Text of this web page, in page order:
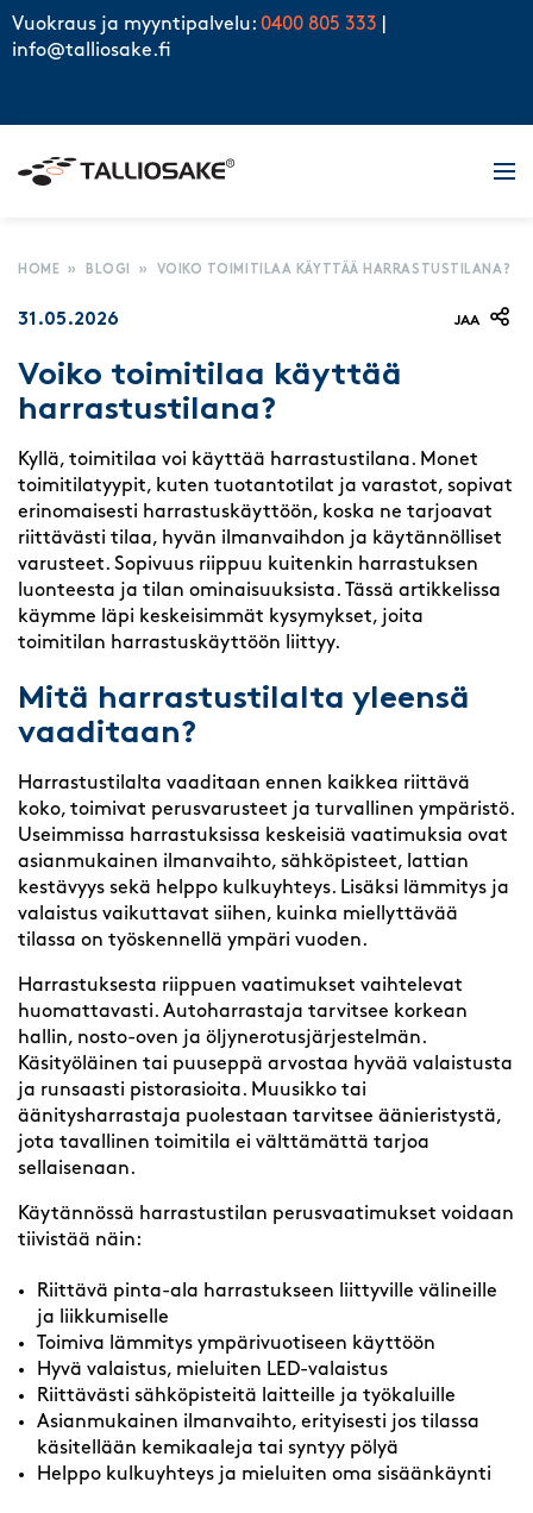
Skip to content
Vuokraus ja myyntipalvelu: 0400 805 333
info@talliosake.fi
HOME » BLOGI » VOIKO TOIMITILAA KÄYTTÄÄ HARRASTUSTILANA?
31.05.2026 JAA
Voiko toimitilaa käyttää
harrastustilana?
Kyllä, toimitilaa voi käyttää harrastustilana. Monet
toimitilatyypit, kuten tuotantotilat ja varastot, sopivat
erinomaisesti harrastuskäyttöön, koska ne tarjoavat
riittävästi tilaa, hyvän ilmanvaihdon ja käytännölliset
varusteet. Sopivuus riippuu kuitenkin harrastuksen
luonteesta ja tilan ominaisuuksista. Tässä artikkelissa
käymme läpi keskeisimmät kysymykset, joita
toimitilan harrastuskäyttöön liittyy.
Mitä harrastustilalta yleensä
vaaditaan?
Harrastustilalta vaaditaan ennen kaikkea riittävä
koko, toimivat perusvarusteet ja turvallinen ympäristö.
Useimmissa harrastuksissa keskeisiä vaatimuksia ovat
asianmukainen ilmanvaihto, sähköpisteet, lattian
kestävyys sekä helppo kulkuyhteys. Lisäksi lämmitys ja
valaistus vaikuttavat siihen, kuinka miellyttävää
tilassa on työskennellä ympäri vuoden.
Harrastuksesta riippuen vaatimukset vaihtelevat
huomattavasti. Autoharrastaja tarvitsee korkean
hallin, nosto-oven ja öljynerotusjärjestelmän.
Käsityöläinen tai puuseppä arvostaa hyvää valaistusta
ja runsaasti pistorasioita. Muusikko tai
äänitysharrastaja puolestaan tarvitsee äänieristystä,
jota tavallinen toimitila ei välttämättä tarjoa
sellaisenaan.
Käytännössä harrastustilan perusvaatimukset voidaan
tiivistää näin:
Riittävä pinta-ala harrastukseen liittyville välineille
ja liikkumiselle
Toimiva lämmitys ympärivuotiseen käyttöön
Hyvä valaistus, mieluiten LED-valaistus
Riittävästi sähköpisteitä laitteille ja työkaluille
Asianmukainen ilmanvaihto, erityisesti jos tilassa
käsitellään kemikaaleja tai syntyy pölyä
Helppo kulkuyhteys ja mieluiten oma sisäänkäynti